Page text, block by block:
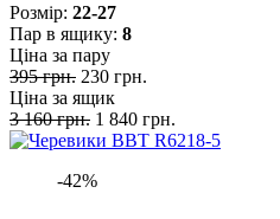
Розмiр: 22-27
Пар в ящику: 8
Ціна за пару
395 грн. 230 грн.
Ціна за ящик
3 160 грн. 1 840 грн.
-42%